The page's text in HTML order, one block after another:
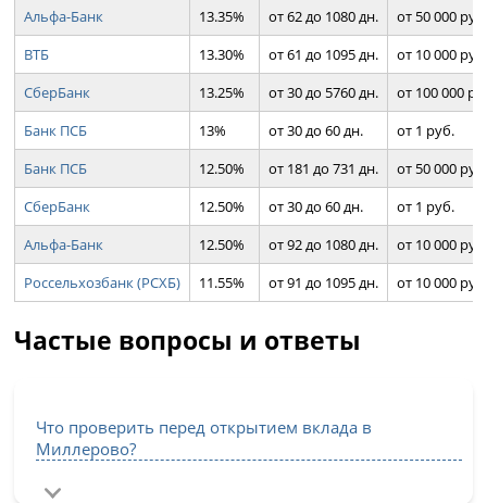
Альфа-Банк
13.35% от 62 до 1080 дн.
от 50 000
ВТБ
13.30% от 61 до 1095 дн.
от 10 000
СберБанк
13.25% от 30 до 5760 дн.
от 100 000
Банк ПСБ
13% от 30 до 60 дн.
от 1 руб.
Банк ПСБ
12.50% от 181 до 731 дн.
от 50 000
СберБанк
12.50% от 30 до 60 дн.
от 1 руб.
Альфа-Банк
12.50% от 92 до 1080 дн.
от 10 000
Россельхозбанк (РСХБ)
11.55% от 91 до 1095 дн. от 10 000
Частые вопросы и ответы
Что проверить перед открытием вклада в
Миллерово?